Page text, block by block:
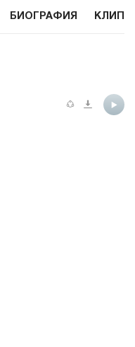
БИОГРАФИЯ КЛИПЫ